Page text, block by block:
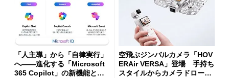
「人主導」から「自律実行」
へ――進化する「Microsoft
365 Copilot」の新機能とエ
空飛ぶジンバルカメラ「HOV
ERAir VERSA」登場 手持ち
スタイルからカメラドローン